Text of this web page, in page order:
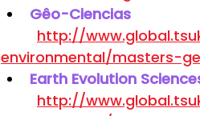
Gêo-Ciencias
http://
environmental/masters-
Earth Evolution
http://